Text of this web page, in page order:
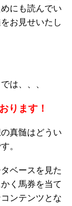
にも読んでい
お見せいたし
は、、、
ります！
真髄はどうい
。
ベースを見た
く馬券を当て
ンテンツとな